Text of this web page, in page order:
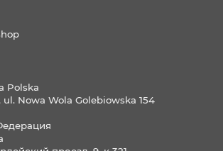
Polska
ul. Nowa Wola Golebiowska 154